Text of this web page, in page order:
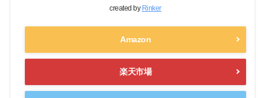
created by Rinker
Amazon
楽天市場